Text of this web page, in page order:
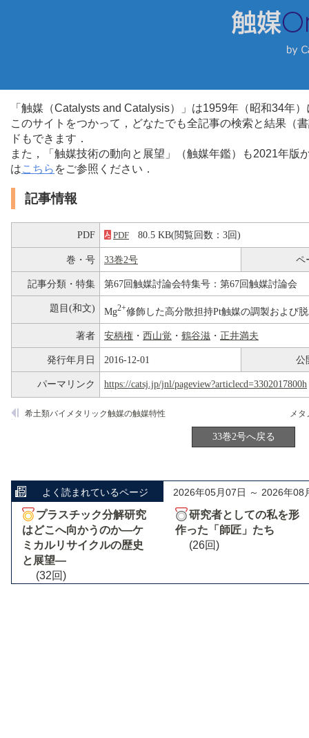
「触媒（Catalysts and Catalysis）」は1959年（昭和34年
このサイトをつかって，どなたでも全記事の検索と結果（
ドもできます．
また，「触媒技術の動向と展望」（触媒年鑑）も2021年
はこちら をご参照ください．
記事情報
PDF PDF 80.5 KB(閲覧回数：3回)
巻・号 33巻2号 ペ
記事分類・特集 第67回触媒討論会特集号：第67回触媒討論会
題目(和文) Mg2+修飾した高分散担持Pt触媒の調製および
著者 安柄権 ・ 西山覚 ・ 鶴谷滋 ・ 正井満夫
発行年月日 2016-12-01 公
パーマリンク https://catsj.jp/jnl/pageview?articlecd=3302017800h
希土類バイメタリック触媒の触媒特性
33巻2号へ戻る
よく読まれているページ 2026年05月07日 ～ 2026年08
プラスチック分解研究
はどこへ向かうのか―ケ
ミカルリサイクルの歴史
と展望―
(32回)
研究者としての私を形
作った「師匠」たち
(26回)